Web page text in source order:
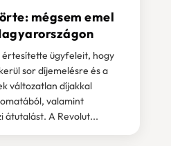
mégsem emel
értesítette ügyfeleit, hogy
sor díjemelésre és a
változatlan díjakkal
valamint
átutalást. A Revolut...